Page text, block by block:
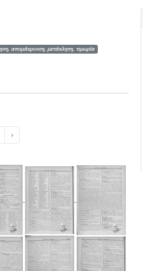
απομάκρυνση, μετάκληση, τιμωρία
›